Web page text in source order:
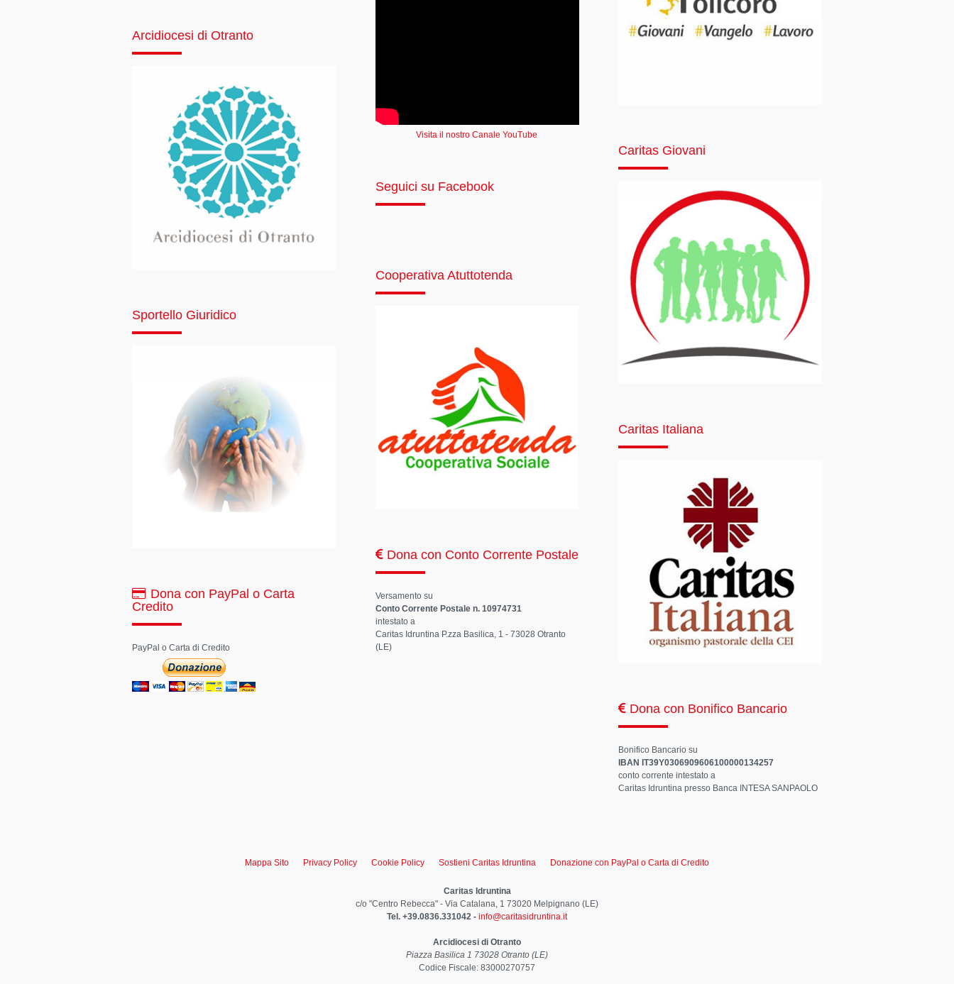
Arcidiocesi di Otranto
Sportello Giuridico
Dona con PayPal o Carta
Credito
PayPal o Carta di Credito
Visita il nostro Canale YouTube
Seguici su Facebook
Cooperativa Atuttotenda
Dona con Conto Corrente Postale
Versamento su
Conto Corrente Postale n. 10974731
intestato a
Caritas Idruntina P.zza Basilica, 1 - 73028 Otranto
(LE)
Caritas Giovani
Caritas Italiana
Dona con Bonifico Bancario
Bonifico Bancario su
IBAN IT39Y0306909606100000134257
conto corrente intestato a
Caritas Idruntina presso Banca INTESA SANPAOLO
Mappa Sito Privacy Policy Cookie Policy Sostieni Caritas Idruntina Donazione con PayPal o Carta di Credito
Caritas Idruntina
c/o "Centro Rebecca" - Via Catalana, 1 73020 Melpignano (LE)
Tel. +39.0836.331042 - info@caritasidruntina.it
Arcidiocesi di Otranto
Piazza Basilica 1 73028 Otranto (LE)
Codice Fiscale: 83000270757